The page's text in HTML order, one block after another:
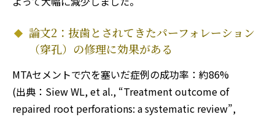
論文2：抜歯とされてきたパーフォレーション
（穿孔）の修理に効果がある
MTAセメントで穴を塞いだ症例の成功率：約86%
(出典：Siew WL, et al., “Treatment outcome of
repaired root perforations: a systematic review”,